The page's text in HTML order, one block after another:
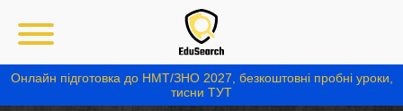
Онлайн підготовка до НМТ/ЗНО 2027, безкоштовні пробні уроки,
тисни ТУТ